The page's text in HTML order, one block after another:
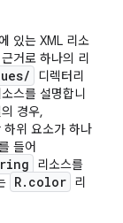
있는 XML 리소
거로 하나의 리
디렉터리
스를 설명합니
경우,
하위 요소가 하나
들어
리소스를
R.color 리